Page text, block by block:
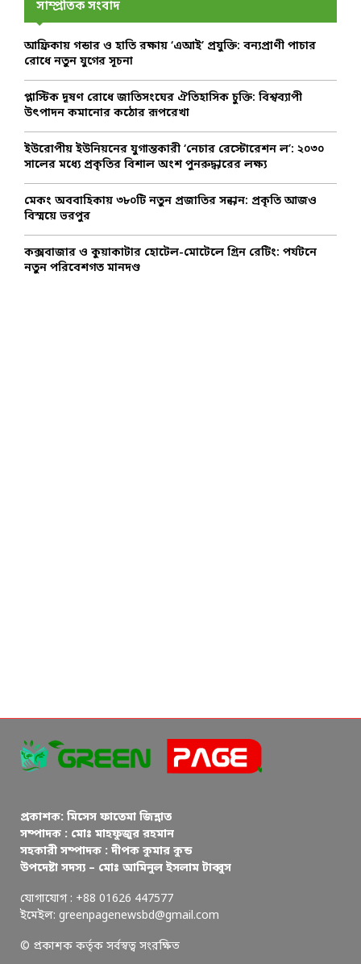
f
r
A
সাম্প্রতিক সংবাদ
আফ্রিকায় গন্ডার ও হাতি রক্ষায় ‘এআই’ প্রযুক্তি: বন্যপ্রাণী পাচার
রোধে নতুন যুগের সূচনা
প্লাস্টিক দূষণ রোধে জাতিসংঘের ঐতিহাসিক চুক্তি: বিশ্বব্যাপী
উৎপাদন কমানোর কঠোর রূপরেখা
ইউরোপীয় ইউনিয়নের যুগান্তকারী ‘নেচার রেস্টোরেশন ল’: ২০৩০
সালের মধ্যে প্রকৃতির বিশাল অংশ পুনরুদ্ধারের লক্ষ্য
মেকং অববাহিকায় ৩৮০টি নতুন প্রজাতির সন্ধান: প্রকৃতি আজও
বিস্ময়ে ভরপুর
কক্সবাজার ও কুয়াকাটার হোটেল-মোটেলে গ্রিন রেটিং: পর্যটনে
নতুন পরিবেশগত মানদণ্ড
প্রকাশক: মিসেস ফাতেমা জিন্নাত
সম্পাদক : মোঃ মাহফুজুর রহমান
সহকারী সম্পাদক : দীপক কুমার কুন্ড
উপদেষ্টা সদস্য – মোঃ আমিনুল ইসলাম টাব্বুস
যোগাযোগ : +88 01626 447577
ইমেইল: greenpagenewsbd@gmail.com
© প্রকাশক কর্তৃক সর্বস্বত্ব সংরক্ষিত